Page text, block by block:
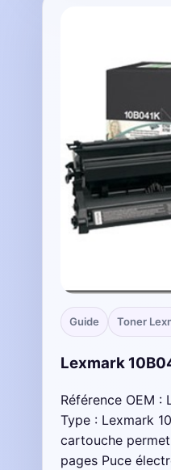
Guide Toner
Lexmark
Référence OEM :
Type : Lexmark
cartouche permet
pages Puce